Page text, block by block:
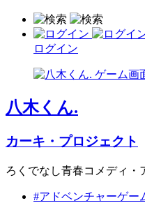
ログイン
八木くん.
カーキ・プロジェクト
ろくでなし青春コメディ・
#アドベンチャーゲー